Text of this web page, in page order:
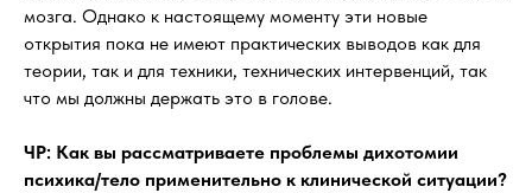
мозга. Однако к настоящему моменту эти новые
открытия пока не имеют практических выводов как для
теории, так и для техники, технических интервенций, так
что мы должны держать это в голове.
ЧР: Как вы рассматриваете проблемы дихотомии
психика/тело применительно к клинической ситуации?